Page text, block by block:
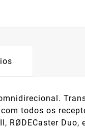
todos os
RØDECaster